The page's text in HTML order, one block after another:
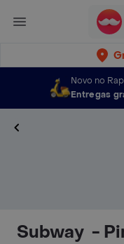
Novo no
Entregas
Subway ㅤ -